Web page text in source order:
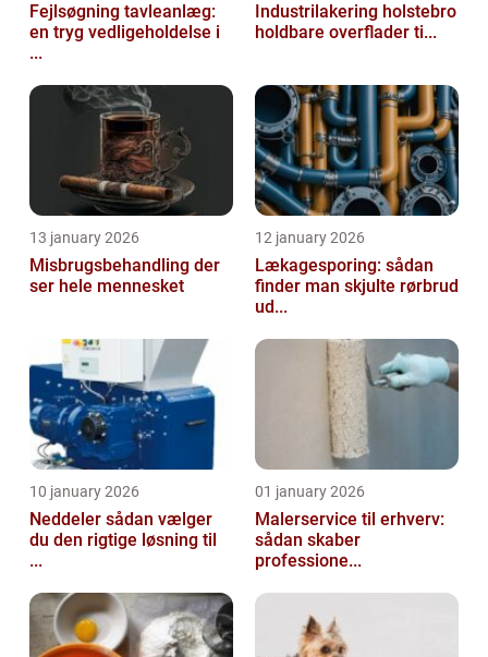
Fejlsøgning tavleanlæg:
en tryg vedligeholdelse i
...
Industrilakering holstebro
holdbare overflader ti...
13 january 2026
Misbrugsbehandling der
ser hele mennesket
12 january 2026
Lækagesporing: sådan
finder man skjulte rørbrud
ud...
10 january 2026
Neddeler sådan vælger
du den rigtige løsning til
...
01 january 2026
Malerservice til erhverv:
sådan skaber
professione...